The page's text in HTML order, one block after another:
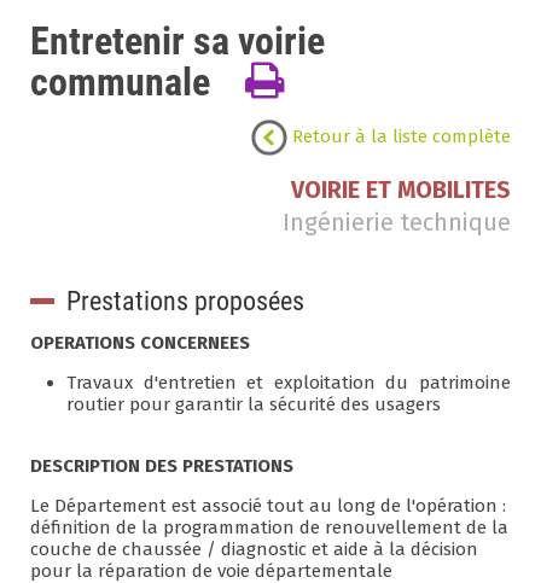
Entretenir sa voirie
communale
Retour à la liste complète
VOIRIE ET MOBILITES
Ingénierie technique
Prestations proposées
OPERATIONS CONCERNEES
Travaux d'entretien et exploitation du patrimoine
routier pour garantir la sécurité des usagers
DESCRIPTION DES PRESTATIONS
Le Département est associé tout au long de l'opération :
définition de la programmation de renouvellement de la
couche de chaussée / diagnostic et aide à la décision
pour la réparation de voie départementale